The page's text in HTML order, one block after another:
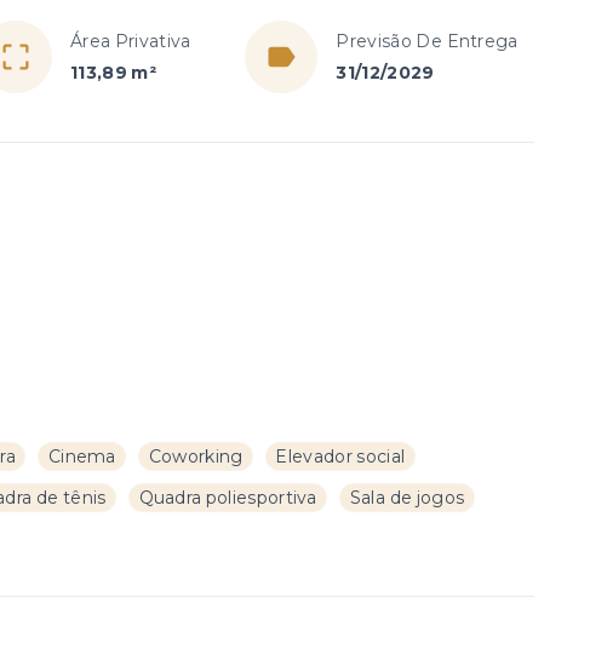
Área Privativa
113,89 m²
Previsão De Entrega
31/12/2029
Cinema Coworking
Elevador social
de tênis Quadra poliesportiva
Sala de jogos